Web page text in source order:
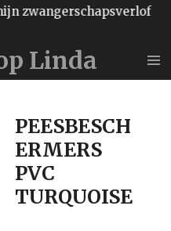
Linda
zwangerschapsverlof
PEESBESCH
ERMERS
PVC
TURQUOISE